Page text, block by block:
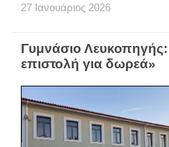
27 Ιανουάριος 2026
Γυμνάσιο
επιστολή για δωρεά»